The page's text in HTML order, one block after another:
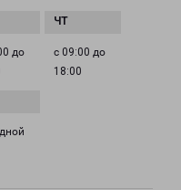
до
с 09:00 до
18:00